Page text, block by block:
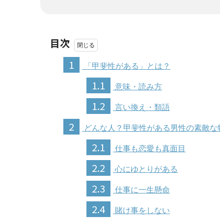
目次
1
「甲斐性がある」とは？
1.1 意味・読み方
1.2 言い換え・類語
2 どんな人？甲斐性がある男性の素敵な
2.1 仕事も恋愛も真面目
2.2 心にゆとりがある
2.3 仕事に一生懸命
2.4 賭け事をしない